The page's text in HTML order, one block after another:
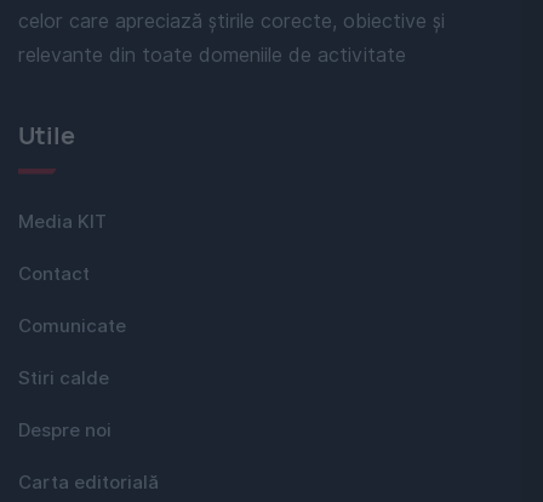
celor care apreciază știrile corecte, obiective și
relevante din toate domeniile de activitate
Utile
Media KIT
Contact
Comunicate
Stiri calde
Despre noi
Carta editorială